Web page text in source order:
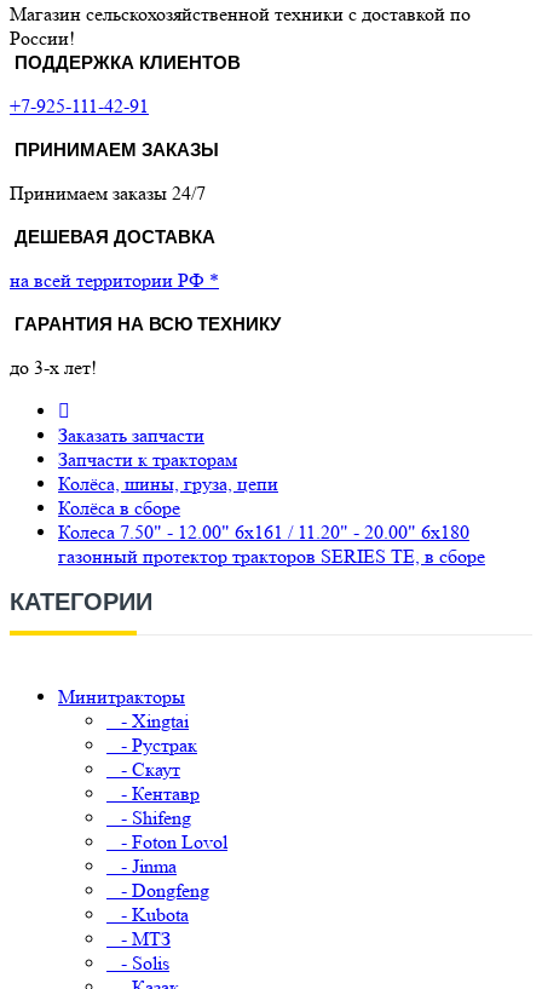
Магазин сельскохозяйственной техники с доставкой по
России!
ПОДДЕРЖКА КЛИЕНТОВ
+7-925-111-42-91
ПРИНИМАЕМ ЗАКАЗЫ
Принимаем заказы 24/7
ДЕШЕВАЯ ДОСТАВКА
на всей территории РФ *
ГАРАНТИЯ НА ВСЮ ТЕХНИКУ
до 3-х лет!
Заказать запчасти
Запчасти к тракторам
Колёса, шины, груза, цепи
Колёса в сборе
Колеса 7.50" - 12.00" 6х161 / 11.20" - 20.00" 6х180
газонный протектор тракторов SERIES TE, в сборе
КАТЕГОРИИ
Минитракторы
- Xingtai
- Рустрак
- Скаут
- Кентавр
- Shifeng
- Foton Lovol
- Jinma
- Dongfeng
- Kubota
- МТЗ
- Solis